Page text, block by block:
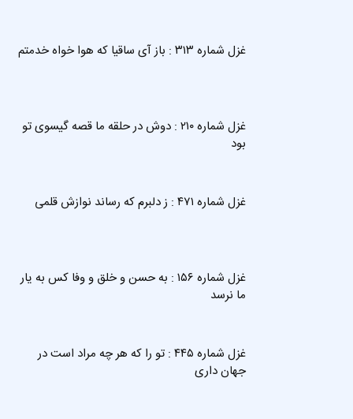
غزل شماره ۳۱۳ : باز آی ساقیا که هوا خواه خدمتم
غزل شماره ۲۱۰ : دوش در حلقه ما قصه گیسوی تو
بود
غزل شماره ۴۷۱ : ز دلبرم که رساند نوازش قلمی
غزل شماره ۱۵۶ : به حسن و خلق و وفا کس به یار
ما نرسد
غزل شماره ۴۴۵ : تو را که هر چه مراد است در
جهان داری